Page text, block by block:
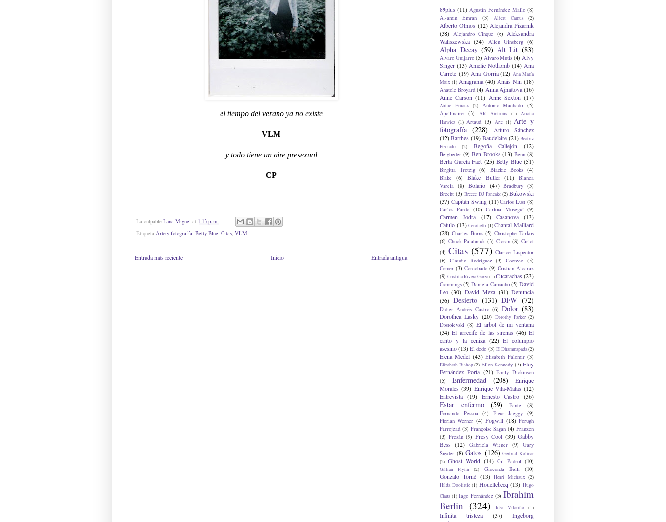
el tiempo del verano ya no existe
VLM
y todo tiene un aire presexual
CP
La culpable Luna Miguel at 1:13 p. m.
Etiqueta Arte y fotografía, Betty Blue, Citas, VLM
Entrada más reciente Entrada antigua
Inicio
89plus (11) Agustín Fernández Mallo (8)
Al-amin Emran
(3) Albert Camus (2)
Alberto Olmos (12) Alejandra Pizarnik
(38)
Alejandro Cinque (6)
Aleksandra
Waliszewska (34) Allen Ginsberg (6)
Alpha Decay (59) Alt Lit (83)
Alvaro Guijarro (5) Alvaro Mutis (4) Alvy
Singer (13) Amelie Nothomb (14) Ana
Carrete (19) Ana Gorria (12) Ana María
Moix (1) Anagrama (40) Anais Nin (18)
Anatole Broyard (4) Anna Ajmátova (16)
Anne Carson (11) Anne Sexton (17)
Annie Ernaux (2) Antonio Machado
(5)
Apollinaire
(3) AR Ammons (1)
Ariana
Harwicz (1) Artaud (3) Arte (1) Arte y
fotografía (228)
Arturo Sánchez
(12) Barthes (19) Baudelaire (21) Beatriz
Preciado
(2) Begoña Callejón (12)
Beigbeder (9) Ben Brooks (13) Benn (8)
Berta García Faet (25) Betty Blue (51)
Birgitta Trotzig (6) Blackie Books (4)
Blake
(6) Blake Butler (11)
Blanca
Varela
(8) Bolaño (47) Bradbury (3)
Brecht (3) Breece DJ Pancake (2) Bukowski
(37) Capitán Swing (11) Carlos Lust (8)
Carlos Pardo (10) Carlota Moseguí (9)
Carmen Jodra (17) Casanova
(13)
Catulo (13) Ceronetti (1) Chantal Maillard
(28) Charles Burns (5) Christophe Tarkos
(6) Chuck Palahniuk (3) Cioran (8) Cirlot
(4) Citas (577) Clarice Lispector
(6)
Claudio Rodríguez (3) Coetzee (5)
Comer (3) Corcobado (9) Cristian Alcaraz
(9) Cristina Rivera Garza(1)Cucarachas (23)
Cummings (5) Daniela Camacho (5) David
Leo (30) David Meza (31) Denuncia
(36) Desierto (131) DFW (72)
Didier Andrés Castro (6) Dolor (83)
Dorothea Lasky (20) Dorothy Parker (2)
Dostoievski (8) El arbol de mi ventana
(34) El arrecife de las sirenas (46) El
canto y la ceniza (22) El columpio
asesino(13) El dedo (3) El Dhammapada(2)
Elena Medel (43) Elisabeth Falomir (3)
Elizabeth Bishop(2) Ellen Kennedy (7) Eloy
Fernández Porta (21) Emily Dickinson
(5)
Enfermedad (208)
Enrique
Morales (39) Enrique Vila-Matas (12)
Entrevista (19) Ernesto Castro (36)
Estar enfermo (59) Fante
(8)
Fernando Pessoa
(4) Fleur Jaeggy
(9)
Florian Werner (4) Fogwill (18) Forugh
Farrojzad (3) Françoise Sagan (4) Franzen
(3) Fresán (9) Fresy Cool (39) Gabby
Bess (12) Gabriela Wiener (9)
Gary
Snyder (8) Gatos (126) Gertrud Kolmar
(2) Ghost World (14) Gil Padrol (10)
Gillian Flynn (2) Gioconda Belli (10)
Gonzalo Torné (13) Henri Michaux (2)
Hilda Doolittle (1) Houellebecq (13) Hugo
Claus (1) Iago Fernández (3) Ibrahim
Berlin (324) Idea Vilariño (1)
Infinita tristeza (37)
Ingeborg